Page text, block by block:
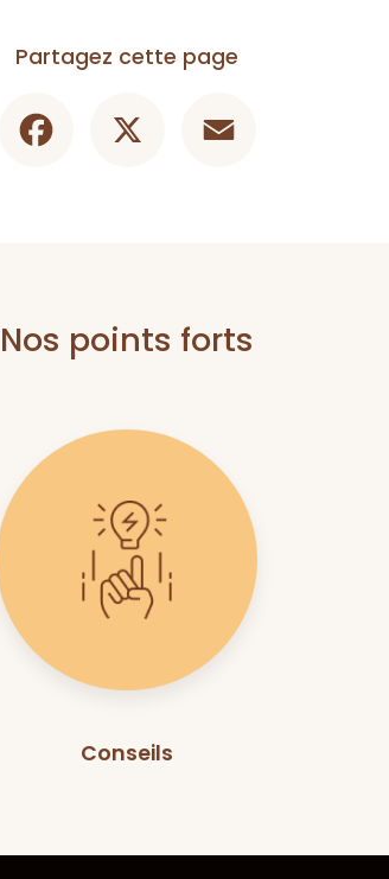
Partagez cette page
Nos points forts
Conseils